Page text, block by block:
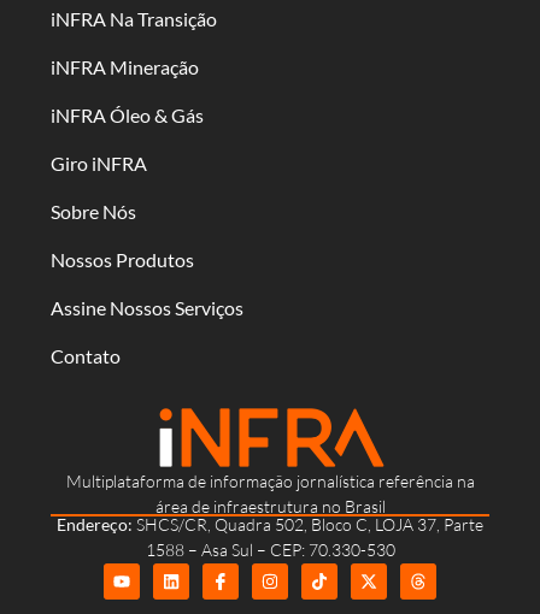
Multiplataforma de informação jornalística referência na
área de infraestrutura no Brasil
Endereço: SHCS/CR, Quadra 502, Bloco C, LOJA 37, Parte
1588 – Asa Sul – CEP: 70.330-530
iNFRA Na Transição
iNFRA Mineração
iNFRA Óleo & Gás
Giro iNFRA
Sobre Nós
Nossos Produtos
Assine Nossos Serviços
Contato